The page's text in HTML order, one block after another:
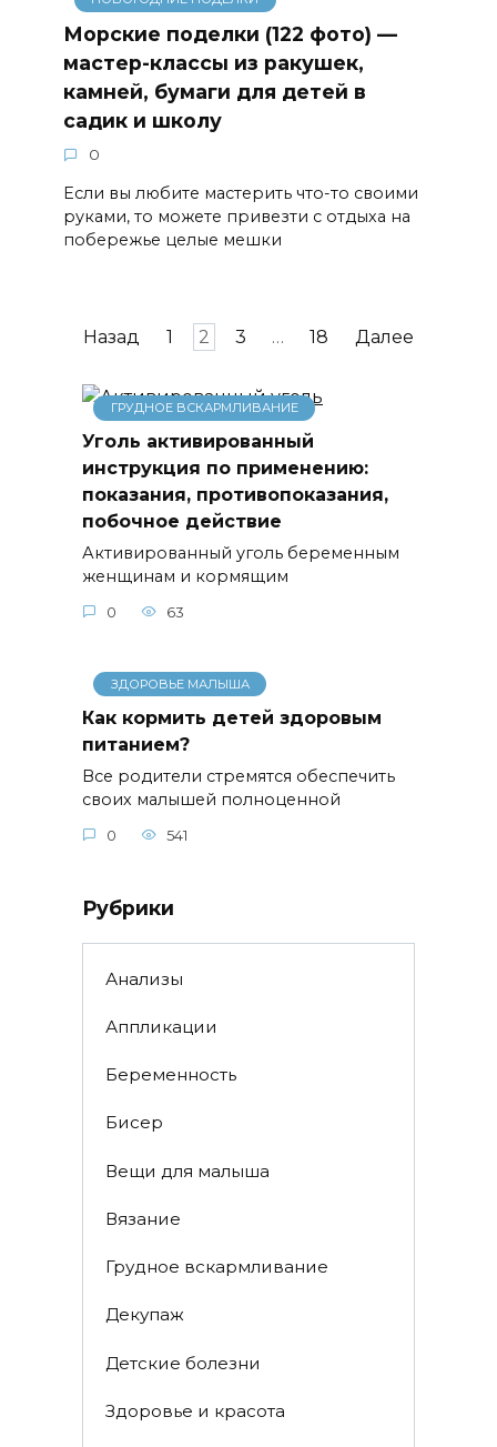
Морские поделки (122 фото) —
мастер-классы из ракушек,
камней, бумаги для детей в
садик и школу
0
Если вы любите мастерить что-то своими
руками, то можете привезти с отдыха на
побережье целые мешки
Навигация
записям
Назад 1 2 3 … 18 Далее
ГРУДНОЕ ВСКАРМЛИВАНИЕ
Уголь активированный
инструкция по применению:
показания, противопоказания,
побочное действие
Активированный уголь беременным
женщинам и кормящим
0 63
ЗДОРОВЬЕ МАЛЫША
Как кормить детей здоровым
питанием?
Все родители стремятся обеспечить
своих малышей полноценной
0 541
Рубрики
Анализы
Аппликации
Беременность
Бисер
Вещи для малыша
Вязание
Грудное вскармливание
Декупаж
Детские болезни
Здоровье и красота